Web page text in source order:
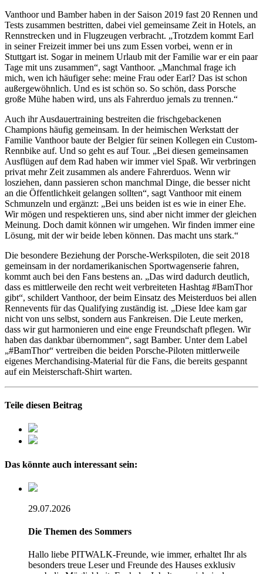
Vanthoor und Bamber haben in der Saison 2019 fast 20 Rennen und
Tests zusammen bestritten, dabei viel gemeinsame Zeit in Hotels, an
Rennstrecken und in Flugzeugen verbracht. „Trotzdem kommt Earl
in seiner Freizeit immer bei uns zum Essen vorbei, wenn er in
Stuttgart ist. Sogar in meinem Urlaub mit der Familie war er ein paar
Tage mit uns zusammen“, sagt Vanthoor. „Manchmal frage ich
mich, wen ich häufiger sehe: meine Frau oder Earl? Das ist schon
außergewöhnlich. Und es ist schön so. So schön, dass Porsche
große Mühe haben wird, uns als Fahrerduo jemals zu trennen.“
Auch ihr Ausdauertraining bestreiten die frischgebackenen
Champions häufig gemeinsam. In der heimischen Werkstatt der
Familie Vanthoor baute der Belgier für seinen Kollegen ein Custom-
Rennbike auf. Und so geht es auf Tour. „Bei diesen gemeinsamen
Ausflügen auf dem Rad haben wir immer viel Spaß. Wir verbringen
privat mehr Zeit zusammen als andere Fahrerduos. Wenn wir
losziehen, dann passieren schon manchmal Dinge, die besser nicht
an die Öffentlichkeit gelangen sollten“, sagt Vanthoor mit einem
Schmunzeln und ergänzt: „Bei uns beiden ist es wie in einer Ehe.
Wir mögen und respektieren uns, sind aber nicht immer der gleichen
Meinung. Doch damit können wir umgehen. Wir finden immer eine
Lösung, mit der wir beide leben können. Das macht uns stark.“
Die besondere Beziehung der Porsche-Werkspiloten, die seit 2018
gemeinsam in der nordamerikanischen Sportwagenserie fahren,
kommt auch bei den Fans bestens an. „Das wird dadurch deutlich,
dass es mittlerweile den recht weit verbreiteten Hashtag #BamThor
gibt“, schildert Vanthoor, der beim Einsatz des Meisterduos bei allen
Rennevents für das Qualifying zuständig ist. „Diese Idee kam gar
nicht von uns selbst, sondern aus Fankreisen. Die Leute merken,
dass wir gut harmonieren und eine enge Freundschaft pflegen. Wir
haben das dankbar übernommen“, sagt Bamber. Unter dem Label
„#BamThor“ vertreiben die beiden Porsche-Piloten mittlerweile
eigenes Merchandising-Material für die Fans, die bereits gespannt
auf ein Meisterschaft-Shirt warten.
Teile diesen Beitrag
Das könnte auch interessant sein:
29.07.2026
Die Themen des Sommers
Hallo liebe PITWALK-Freunde, wie immer, erhaltet Ihr als
besonders treue Leser und Freunde des Hauses exklusiv